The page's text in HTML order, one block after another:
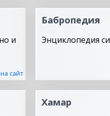
и
сайт
Бабропедия
Энциклопедия
Хамар